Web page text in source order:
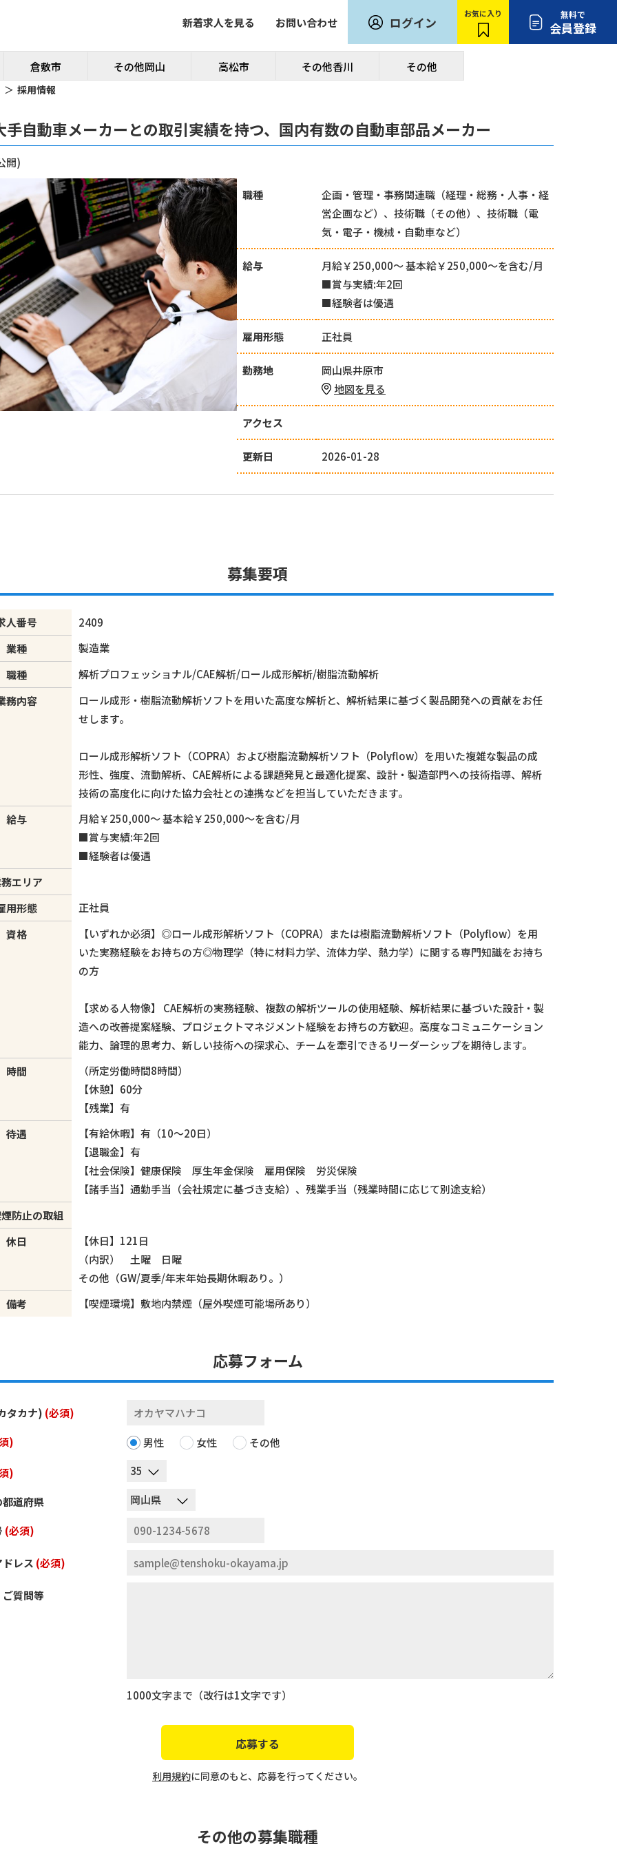
新着求人を見る お問い合わせ ログイン
お気に入り 無料で
会員登録
倉敷市 その他岡山 高松市 その他香川 その他
採用情報
手自動車メーカーとの取引実績を持つ、国内有数の自動車部品メーカー
開)
職種
企画・管理・事務関連職（経理・総務・人事・経
営企画など）、技術職（その他）、技術職（電
気・電子・機械・自動車など）
給与
月給￥250,000〜 基本給￥250,000〜を含む/月
■賞与実績:年2回
■経験者は優遇
雇用形態 正社員
勤務地
岡山県井原市
地図を見る
アクセス
更新日 2026-01-28
募集要項
人番号
2409
業種
製造業
職種
解析プロフェッショナル/CAE解析/ロール成形解析/樹脂流動解析
務内容
ロール成形・樹脂流動解析ソフトを用いた高度な解析と、解析結果に基づく製品開発への貢献をお任
せします。
ロール成形解析ソフト（COPRA）および樹脂流動解析ソフト（Polyflow）を用いた複雑な製品の成
形性、強度、流動解析、CAE解析による課題発見と最適化提案、設計・製造部門への技術指導、解析
技術の高度化に向けた協力会社との連携などを担当していただきます。
給与
月給￥250,000〜 基本給￥250,000〜を含む/月
■賞与実績:年2回
■経験者は優遇
エリア
用形態
正社員
資格
【いずれか必須】◎ロール成形解析ソフト（COPRA）または樹脂流動解析ソフト（Polyflow）を用
いた実務経験をお持ちの方◎物理学（特に材料力学、流体力学、熱力学）に関する専門知識をお持ち
の方
【求める人物像】 CAE解析の実務経験、複数の解析ツールの使用経験、解析結果に基づいた設計・製
造への改善提案経験、プロジェクトマネジメント経験をお持ちの方歓迎。高度なコミュニケーション
能力、論理的思考力、新しい技術への探求心、チームを牽引できるリーダーシップを期待します。
時間
（所定労働時間8時間）
【休憩】60分
【残業】有
待遇
【有給休暇】有（10〜20日）
【退職金】有
【社会保険】健康保険 厚生年金保険 雇用保険 労災保険
【諸手当】通勤手当（会社規定に基づき支給）、残業手当（残業時間に応じて別途支給）
防止の取組
休日
【休日】121日
（内訳） 土曜 日曜
その他（GW/夏季/年末年始長期休暇あり。）
備考
【喫煙環境】敷地内禁煙（屋外喫煙可能場所あり）
応募フォーム
タカナ) (必須)
)
男性 女性 その他
)
道府県
(必須)
レス (必須)
質問等
1000文字まで（改行は1文字です）
利用規約に同意のもと、応募を行ってください。
その他の募集職種